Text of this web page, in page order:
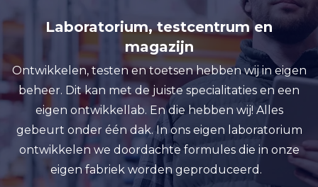
Laboratorium, testcentrum en
magazijn
Ontwikkelen, testen en toetsen hebben wij in eigen
beheer. Dit kan met de juiste specialitaties en een
eigen ontwikkellab. En die hebben wij! Alles
gebeurt onder één dak. In ons eigen laboratorium
ontwikkelen we doordachte formules die in onze
eigen fabriek worden geproduceerd.